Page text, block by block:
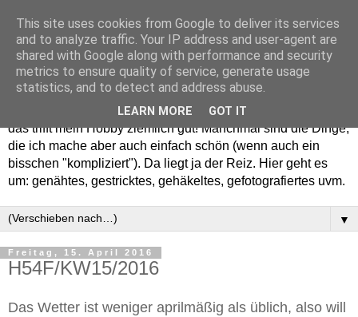
Willkommen in meinem "Wohnzimmer". Einfach und schön -
das trifft mein Hobby ziemlich gut! Manchmal sind die Dinge,
die ich mache aber auch einfach schön (wenn auch ein
bisschen "kompliziert"). Da liegt ja der Reiz. Hier geht es
um: genähtes, gestricktes, gehäkeltes, gefotografiertes uvm.
▼
Freitag, 15. April 2016
H54F/KW15/2016
Das Wetter ist weniger aprilmäßig als üblich, also will
This site uses cookies from Google to deliver its services
and to analyze traffic. Your IP address and user-agent are
shared with Google along with performance and security
metrics to ensure quality of service, generate usage
statistics, and to detect and address abuse.
LEARN MORE GOT IT